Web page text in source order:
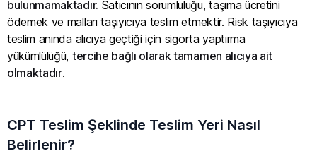
bulunmamaktadır. Satıcının sorumluluğu, taşıma ücretini
ödemek ve malları taşıyıcıya teslim etmektir. Risk taşıyıcıya
teslim anında alıcıya geçtiği için sigorta yaptırma
yükümlülüğü, tercihe bağlı olarak tamamen alıcıya ait
olmaktadır.
CPT Teslim Şeklinde Teslim Yeri Nasıl
Belirlenir?